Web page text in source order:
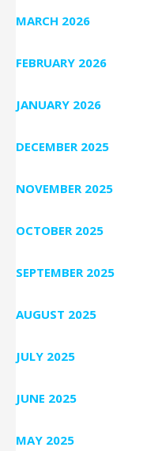
MARCH 2026
FEBRUARY 2026
JANUARY 2026
DECEMBER 2025
NOVEMBER 2025
OCTOBER 2025
SEPTEMBER 2025
AUGUST 2025
JULY 2025
JUNE 2025
MAY 2025